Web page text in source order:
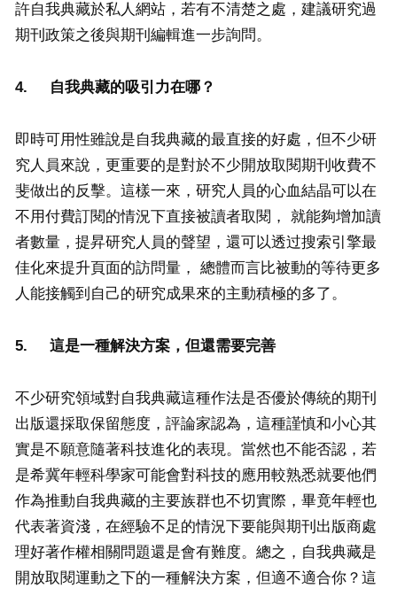
許自我典藏於私人網站，若有不清楚之處，建議研究過
期刊政策之後與期刊編輯進一步詢問。
4. 自我典藏的吸引力在哪？
即時可用性雖說是自我典藏的最直接的好處，但不少研
究人員來說，更重要的是對於不少開放取閱期刊收費不
斐做出的反擊。這樣一來，研究人員的心血結晶可以在
不用付費訂閱的情況下直接被讀者取閱， 就能夠增加讀
者數量，提昇研究人員的聲望，還可以透过搜索引擎最
佳化來提升頁面的訪問量， 總體而言比被動的等待更多
人能接觸到自己的研究成果來的主動積極的多了。
5. 這是一種解決方案，但還需要完善
不少研究領域對自我典藏這種作法是否優於傳統的期刊
出版還採取保留態度，評論家認為，這種謹慎和小心其
實是不願意隨著科技進化的表現。當然也不能否認，若
是希冀年輕科學家可能會對科技的應用較熟悉就要他們
作為推動自我典藏的主要族群也不切實際，畢竟年輕也
代表著資淺，在經驗不足的情況下要能與期刊出版商處
理好著作權相關問題還是會有難度。總之，自我典藏是
開放取閱運動之下的一種解決方案，但適不適合你？這